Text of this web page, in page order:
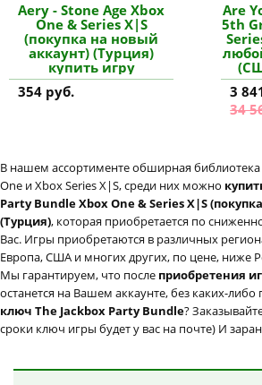
Aery - Stone Age Xbox
One & Series X|S
(покупка на новый
аккаунт) (Турция)
купить игру
354 руб.
Are
5th
3
34
В нашем ассортименте обширная библиотека
One и Xbox Series X|S, среди них можно
Party Bundle Xbox One & Series X|S
(Турция), которая приобретается по
Вас. Игры приобретаются в различных
Европа, США и многих других, по цене, ниже
Мы гарантируем, что после приобретения
останется на Вашем аккаунте, без каких-
ключ The Jackbox Party Bundle?
сроки ключ игры будет у вас на почте) И